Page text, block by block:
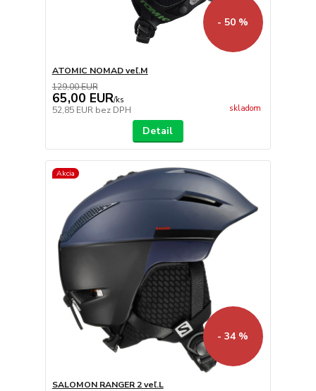
- 50 %
ATOMIC NOMAD veľ.M
129,00 EUR
65,00 EUR/ks
52,85 EUR bez DPH skladom
Detail
Akcia
- 34 %
SALOMON RANGER 2 veľ.L